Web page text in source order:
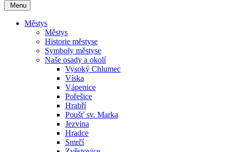
Menu
Městys
Městys
Historie městyse
Symboly městyse
Naše osady a okolí
Vysoký Chlumec
Víska
Vápenice
Pořešice
Hrabří
Poušť sv. Marka
Jezvina
Hradce
Smrčí